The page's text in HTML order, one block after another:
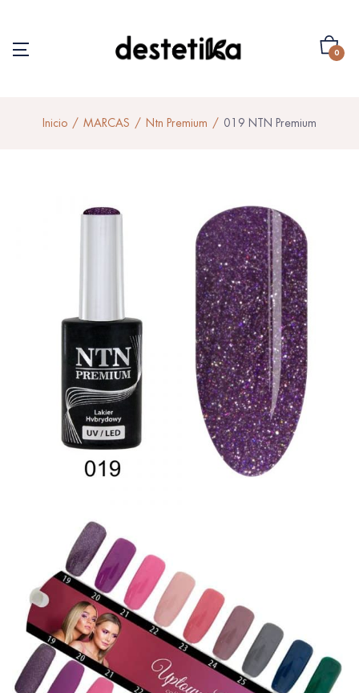
0
Inicio MARCAS Ntn Premium 019 NTN Premium